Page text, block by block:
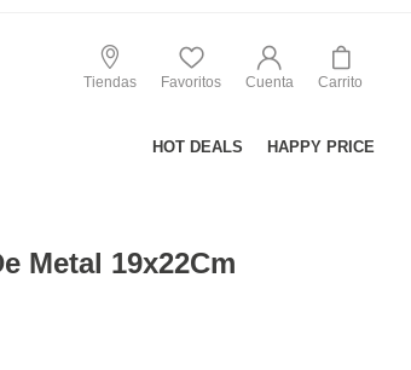
Tiendas Favoritos Cuenta Carrito
HOT DEALS HAPPY PRICE
Metal 19x22Cm